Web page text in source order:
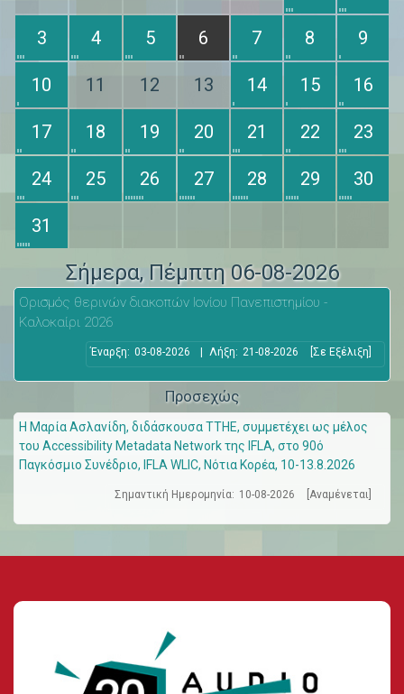
3 4 5 6 7 8 9
10 11 12 13 14 15 16
17 18 19 20 21 22 23
24 25 26 27 28 29 30
31
Σήμερα, Πέμπτη 06-08-2026
Ορισμός θερινών διακοπών Ιονίου Πανεπιστημίου -
Καλοκαίρι 2026
Έναρξη: 03-08-2026 Λήξη: 21-08-2026 [Σε Εξέλιξη]
Προσεχώς
Η Μαρία Ασλανίδη, διδάσκουσα ΤΤΗΕ, συμμετέχει ως μέλος
του Accessibility Metadata Network της IFLA, στο 90ό
Παγκόσμιο Συνέδριο, IFLA WLIC, Νότια Κορέα, 10-13.8.2026
Σημαντική Ημερομηνία: 10-08-2026 [Αναμένεται]